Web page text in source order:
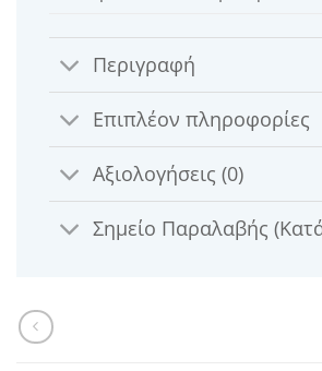
Περιγραφή
Επιπλέον πληροφορίες
Αξιολογήσεις (0)
Σημείο Παραλαβής